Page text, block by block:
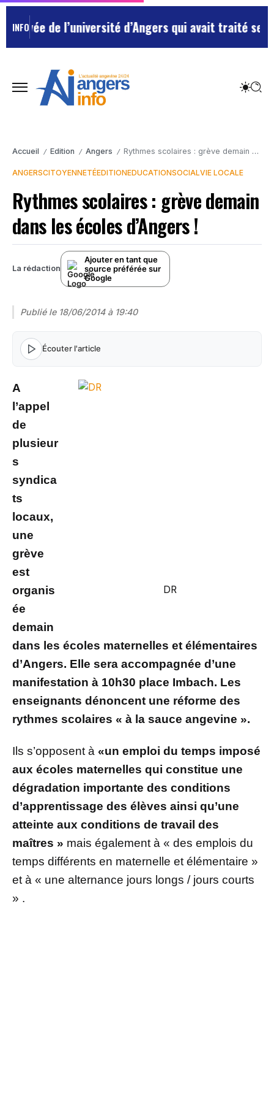
INFO de l’université d’Angers qui avait traité ses
Accueil / Edition / Angers / Rythmes scolaires : grève demain dans les écoles d’Angers !
ANGERSCITOYENNETÉEDITIONEDUCATIONSOCIALVIE LOCALE
Rythmes scolaires : grève demain
dans les écoles d’Angers !
La rédaction
Ajouter en tant que
source préférée sur
Google
Publié le 18/06/2014 à 19:40
Écouter l'article
DR
A
l’appel
de
plusieur
s
syndica
ts
locaux,
une
grève
est
organis
ée
demain
dans les écoles maternelles et élémentaires
d’Angers. Elle sera accompagnée d’une
manifestation à 10h30 place Imbach. Les
enseignants dénoncent une réforme des
rythmes scolaires « à la sauce angevine ».
Ils s’opposent à «un emploi du temps imposé
aux écoles maternelles qui constitue une
dégradation importante des conditions
d’apprentissage des élèves ainsi qu’une
atteinte aux conditions de travail des
maîtres » mais également à « des emplois du
temps différents en maternelle et élémentaire »
et à « une alternance jours longs / jours courts
» .